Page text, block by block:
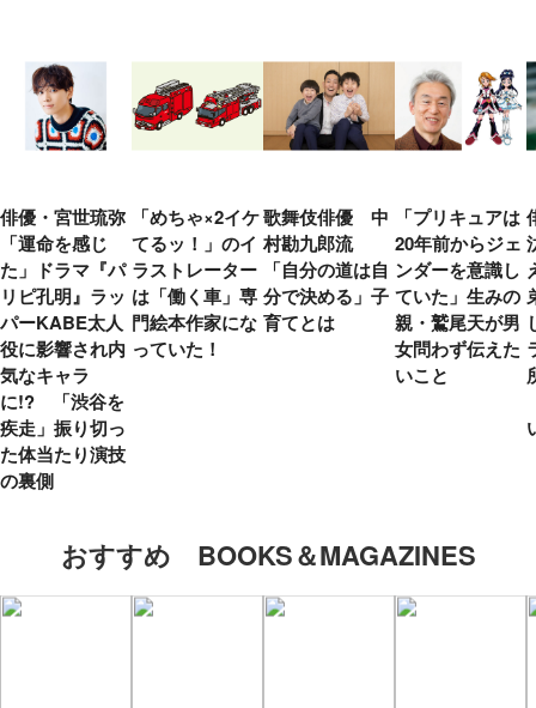
俳優・宮世琉弥
「運命を感じ
た」ドラマ『パ
リピ孔明』ラッ
パーKABE太人
役に影響され内
気なキャラ
に!? 「渋谷を
疾走」振り切っ
た体当たり演技
の裏側
「めちゃ×2イケ
てるッ！」のイ
ラストレーター
は「働く車」専
門絵本作家にな
っていた！
歌舞伎俳優 中
村勘九郎流
「自分の道は自
分で決める」子
育てとは
「プリキュアは
20年前からジェ
ンダーを意識し
ていた」生みの
親・鷲尾天が男
女問わず伝えた
いこと
おすすめ BOOKS＆MAGAZINES